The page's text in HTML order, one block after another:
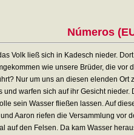
Números
Volk ließ sich in Kadesch nieder.
wie unsere Brüder, die vor
Nur um uns an diesen elenden
warfen sich auf ihr Gesicht
sein Wasser fließen lassen. Auf
und Aaron riefen die Versammlung vor
auf den Felsen. Da kam Wasser